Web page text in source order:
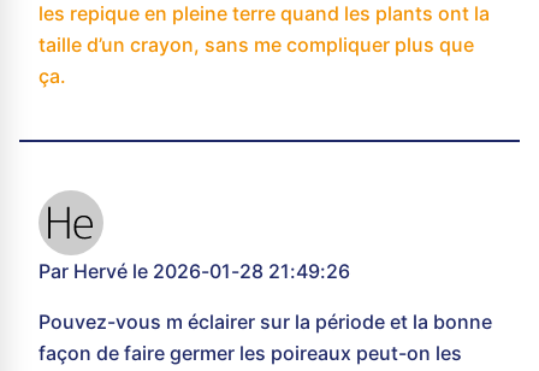
les repique en pleine terre quand les plants ont la
taille d’un crayon, sans me compliquer plus que
ça.
Par Hervé le 2026-01-28 21:49:26
Pouvez-vous m éclairer sur la période et la bonne
façon de faire germer les poireaux peut-on les